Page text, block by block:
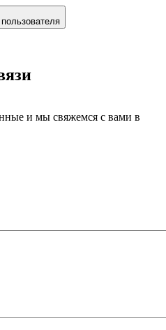
и мы свяжемся с вами в